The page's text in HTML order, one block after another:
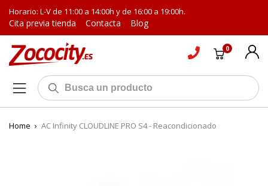
Horario: L-V de 11:00 a 14:00h y de 16:00 a 19:00h.
Cita previa tienda Contacta Blog
0
Home › AC Infinity CLOUDLINE PRO S4 - Reacondicionado